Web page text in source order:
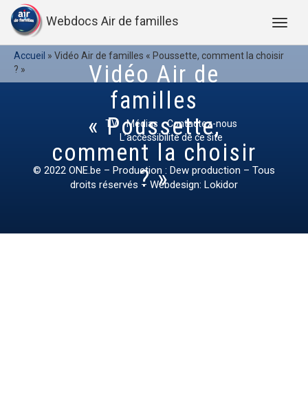
Webdocs Air de familles
Accueil » Vidéo Air de familles « Poussette, comment la choisir
? »
Vidéo Air de
familles
« Poussette,
comment la choisir
? »
TV Médias
Contactez-nous
L’accessibilité de ce site
© 2022 ONE.be – Production : Dew production – Tous
droits réservés – Webdesign: Lokidor